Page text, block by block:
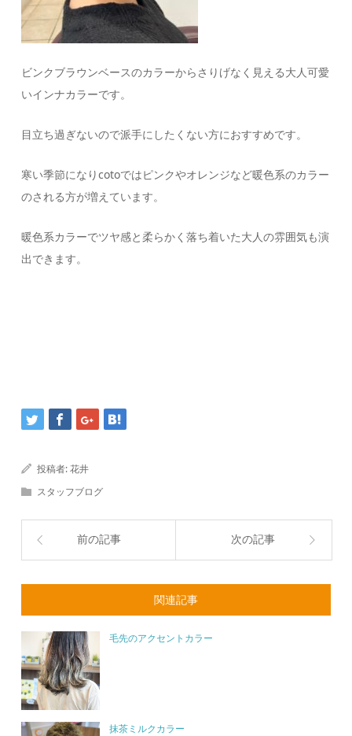
ビンクブラウンベースのカラーからさりげなく見える大人可愛
いインナカラーです。
目立ち過ぎないので派手にしたくない方におすすめです。
寒い季節になりcotoではピンクやオレンジなど暖色系のカラー
のされる方が増えています。
暖色系カラーでツヤ感と柔らかく落ち着いた大人の雰囲気も演
出できます。
投稿者:花井
スタッフブログ
前の記事 次の記事
関連記事
毛先のアクセントカラー
抹茶ミルクカラー